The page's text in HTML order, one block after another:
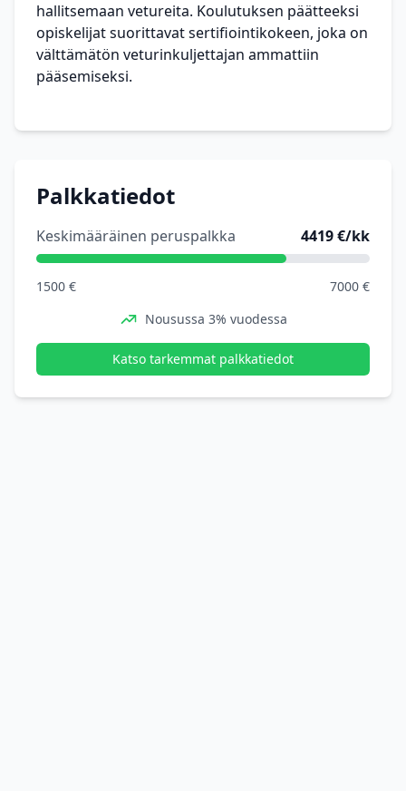
hallitsemaan vetureita. Koulutuksen päätteeksi
opiskelijat suorittavat sertifiointikokeen, joka on
välttämätön veturinkuljettajan ammattiin
pääsemiseksi.
Palkkatiedot
Keskimääräinen peruspalkka 4419 €/kk
1500 €
7000 €
Nousussa 3% vuodessa
Katso tarkemmat palkkatiedot